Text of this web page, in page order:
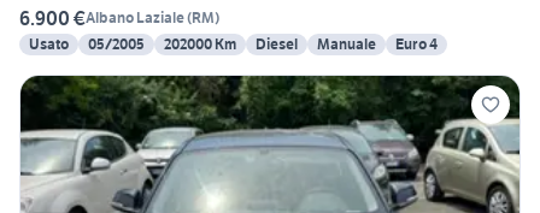
6.900 €Albano Laziale(RM)
Usato
05/2005 202000 Km Diesel Manuale Euro 4